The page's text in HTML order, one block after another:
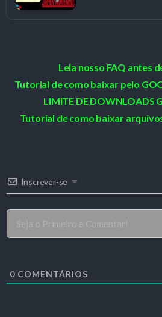
Leia nosso FAQ antes
Tutorial de como baixar pelo
LIMITE DE DOWNLOADS
Tutorial de como baixar
Inscrever-se
0 COMENTÁRIOS